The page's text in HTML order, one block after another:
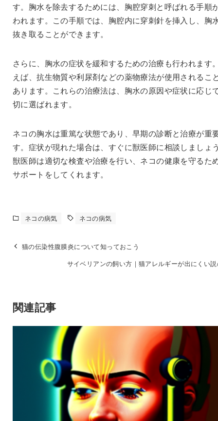
す。胸水を除去するためには、胸腔穿刺と呼ばれる手順
われます。この手順では、胸腔内に穿刺針を挿入し、胸
抜き取ることができます。
さらに、胸水の症状を緩和するための治療も行われます
えば、抗生物質や利尿剤などの薬物療法が使用されるこ
あります。これらの治療法は、胸水の原因や症状に応じ
切に選ばれます。
ネコの胸水は重篤な状態であり、早期の診断と治療が重
す。症状が現れた場合は、すぐに獣医師に相談しましょ
獣医師は適切な検査や治療を行い、ネコの健康を守るた
サポートをしてくれます。
ネコの病気 ネコの病気
猫の伝染性腹膜炎について知っておこう
サイベリアンの飼い方｜猫アレルギーが出にくい
関連記事